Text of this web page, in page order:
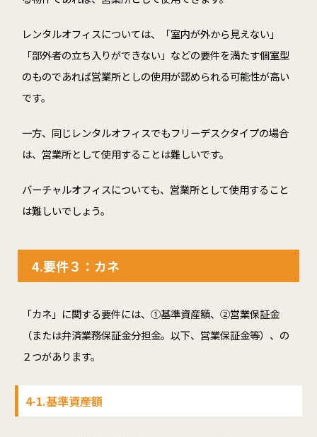
レンタルオフィスについては、「室内が外から見えない」
「部外者の立ち入りができない」などの要件を満たす個室型
のものであれば営業所としの使用が認められる可能性が高い
です。
一方、同じレンタルオフィスでもフリーデスクタイプの場合
は、営業所として使用することは難しいです。
バーチャルオフィスについても、営業所として使用すること
は難しいでしょう。
4.要件３：カネ
「カネ」に関する要件には、①基準資産額、②営業保証金
（または弁済業務保証金分担金。以下、営業保証金等）、の
２つがあります。
4-1.基準資産額